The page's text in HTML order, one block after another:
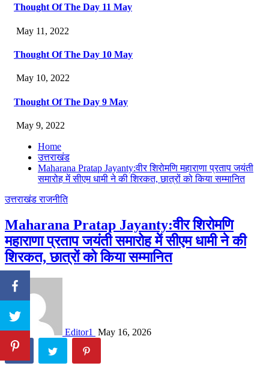
Thought Of The Day 11 May
May 11, 2022
Thought Of The Day 10 May
May 10, 2022
Thought Of The Day 9 May
May 9, 2022
Home
उत्तराखंड
Maharana Pratap Jayanty:वीर शिरोमणि महाराणा प्रताप जयंती
समारोह में सीएम धामी ने की शिरकत, छात्रों को किया सम्मानित
उत्तराखंडराजनीति
Maharana Pratap Jayanty:वीर शिरोमणि
महाराणा प्रताप जयंती समारोह में सीएम धामी ने की
शिरकत, छात्रों को किया सम्मानित
Editor1 May 16, 2026